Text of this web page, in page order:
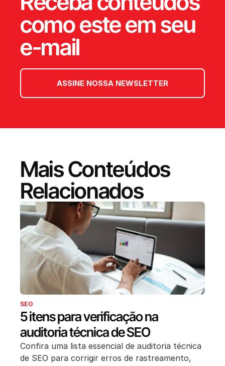
como este em seu
e-mail
ASSINE NOSSA NEWSLETTER
Mais Conteúdos
Relacionados
SEO
5 itens para verificação na
auditoria técnica de SEO
Confira uma lista essencial de auditoria técnica
de SEO para corrigir erros de rastreamento,